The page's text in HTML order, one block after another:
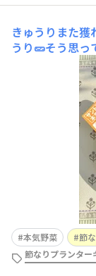
きゅうりまた獲
うり🥒そう思っ
になります😋
本気野菜
節
節なりプランター